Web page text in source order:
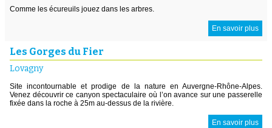
Comme les écureuils jouez dans les arbres.
En savoir plus
Les Gorges du Fier
Lovagny
Site incontournable et prodige de la nature en Auvergne-Rhône-Alpes.
Venez découvrir ce canyon spectaculaire où l’on avance sur une passerelle
fixée dans la roche à 25m au-dessus de la rivière.
En savoir plus